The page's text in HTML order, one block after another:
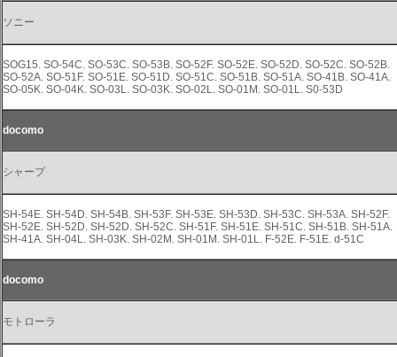
ソニー
SOG15. SO-54C. SO-53C. SO-53B. SO-52F. SO-52E. SO-52D. SO-52C. SO-52B.
SO-52A. SO-51F. SO-51E. SO-51D. SO-51C. SO-51B. SO-51A. SO-41B. SO-41A.
SO-05K. SO-04K. SO-03L. SO-03K. SO-02L. SO-01M. SO-01L. S0-53D
docomo
シャープ
SH-54E. SH-54D. SH-54B. SH-53F. SH-53E. SH-53D. SH-53C. SH-53A. SH-52F.
SH-52E. SH-52D. SH-52D. SH-52C. SH-51F. SH-51E. SH-51C. SH-51B. SH-51A.
SH-41A. SH-04L. SH-03K. SH-02M. SH-01M. SH-01L. F-52E. F-51E. d-51C
docomo
モトローラ